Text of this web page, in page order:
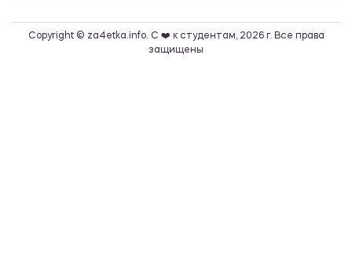
Copyright © za4etka.info. С ❤️ к студентам, 2026 г. Все права
защищены